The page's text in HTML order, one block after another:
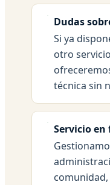
Dudas
Si ya
otro
técnica sin
Servicio